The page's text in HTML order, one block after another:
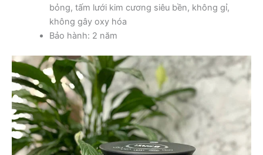
bỏng, tấm lưới kim cương siêu bền, không gỉ,
không gây oxy hóa
Bảo hành: 2 năm